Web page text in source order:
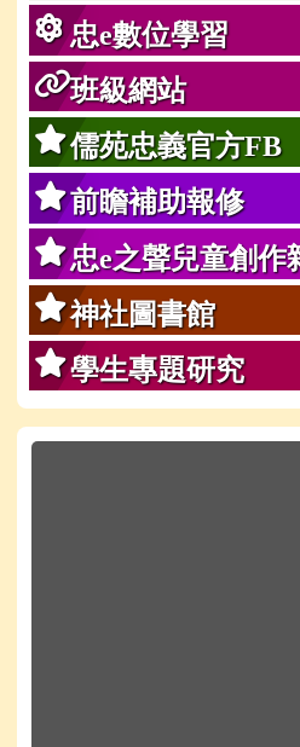
忠e數位學習
班級網站
儒苑忠義官方FB
前瞻補助報修
忠e之聲兒童創作
神社圖書館
學生專題研究
於彈跳視窗觀看：學校line官方